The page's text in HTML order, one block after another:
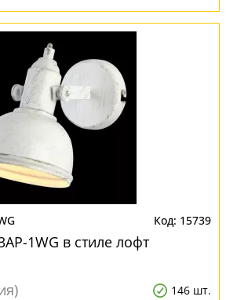
15739
1WG в стиле лофт
146 шт.